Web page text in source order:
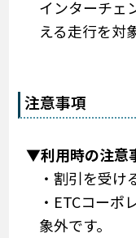
インターチェ
える走行を対
注意事項
▼利用時の注意
・割引を受け
・ETCコーポ
象外です。